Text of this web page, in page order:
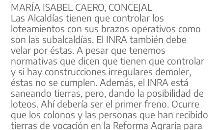
MARÍA ISABEL CAERO, CONCEJAL
Las Alcaldías tienen que controlar los
loteamientos con sus brazos operativos como
son las subalcaldías. El INRA también debe
velar por éstas. A pesar que tenemos
normativas que dicen que tienen que controlar
y si hay construcciones irregulares demoler,
éstas no se cumplen. Además, el INRA está
saneando tierras, pero, dando la posibilidad de
loteos. Ahí debería ser el primer freno. Ocurre
que los colonos y las personas que han recibido
tierras de vocación en la Reforma Agraria para